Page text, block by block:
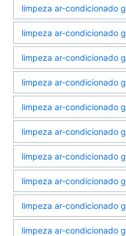
limpeza ar-condicionado
limpeza ar-condicionado
limpeza ar-condicionado
limpeza ar-condicionado
limpeza ar-condicionado
limpeza ar-condicionado
limpeza ar-condicionado
limpeza ar-condicionado
limpeza ar-condicionado
limpeza ar-condicionado